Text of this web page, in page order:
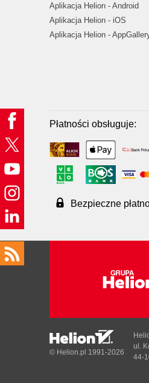
Aplikacja Helion - Android
Aplikacja Helion - iOS
Aplikacja Helion -
Płatności obsługuje:
Bezpieczne
© Helion.pl 1991-2026
ul.
44-